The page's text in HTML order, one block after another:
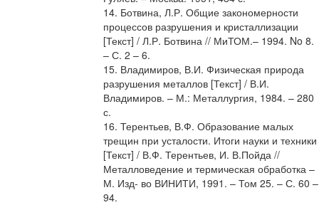
14. Ботвина, Л.Р. Общие закономерности
процессов разрушения и кристаллизации
[Текст] / Л.Р. Ботвина // МиТОМ.– 1994. No 8.
– С. 2 – 6.
15. Владимиров, В.И. Физическая природа
разрушения металлов [Текст] / В.И.
Владимиров. – М.: Металлургия, 1984. – 280
с.
16. Терентьев, В.Ф. Образование малых
трещин при усталости. Итоги науки и техники
[Текст] / В.Ф. Терентьев, И. В.Пойда //
Металловедение и термическая обработка –
М. Изд- во ВИНИТИ, 1991. – Том 25. – С. 60 –
94.